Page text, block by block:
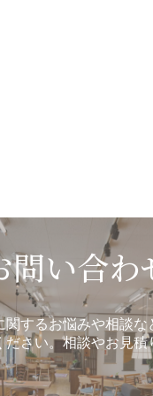
問い合わ
関するお悩みや相談な
ださい。相談やお見積